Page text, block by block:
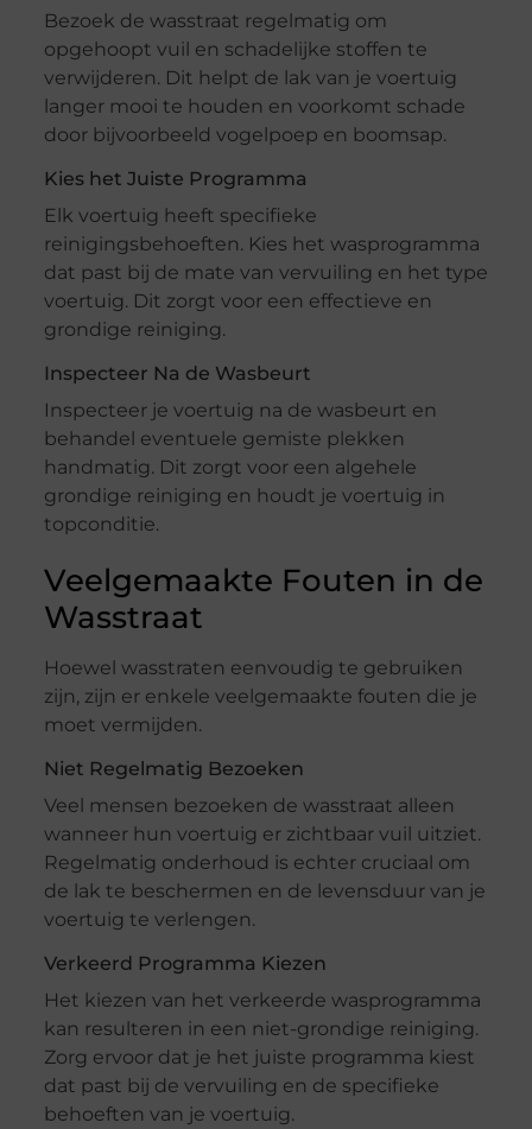
Bezoek de wasstraat regelmatig om
opgehoopt vuil en schadelijke stoffen te
verwijderen. Dit helpt de lak van je voertuig
langer mooi te houden en voorkomt schade
door bijvoorbeeld vogelpoep en boomsap.
Kies het Juiste Programma
Elk voertuig heeft specifieke
reinigingsbehoeften. Kies het wasprogramma
dat past bij de mate van vervuiling en het type
voertuig. Dit zorgt voor een effectieve en
grondige reiniging.
Inspecteer Na de Wasbeurt
Inspecteer je voertuig na de wasbeurt en
behandel eventuele gemiste plekken
handmatig. Dit zorgt voor een algehele
grondige reiniging en houdt je voertuig in
topconditie.
Veelgemaakte Fouten in de
Wasstraat
Hoewel wasstraten eenvoudig te gebruiken
zijn, zijn er enkele veelgemaakte fouten die je
moet vermijden.
Niet Regelmatig Bezoeken
Veel mensen bezoeken de wasstraat alleen
wanneer hun voertuig er zichtbaar vuil uitziet.
Regelmatig onderhoud is echter cruciaal om
de lak te beschermen en de levensduur van je
voertuig te verlengen.
Verkeerd Programma Kiezen
Het kiezen van het verkeerde wasprogramma
kan resulteren in een niet-grondige reiniging.
Zorg ervoor dat je het juiste programma kiest
dat past bij de vervuiling en de specifieke
behoeften van je voertuig.